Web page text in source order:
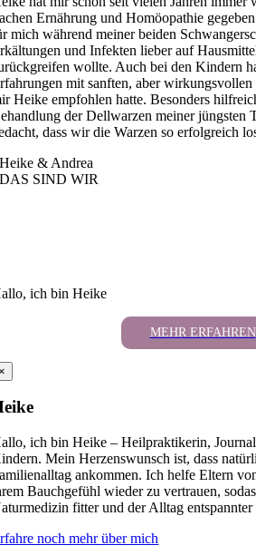
Ernährung und Homöopathie
mich während meiner beiden
und Infekten lieber auf
wollte. Auch bei den Kindern
mit sanften, aber
Heike empfohlen hatte. Besonders
der Dellwarzen meiner jüngsten
dass wir die Warzen so erfolgreich
Heike & Andrea
DAS SIND WIR
ich bin Heike
MEHR ERFAHREN
ich bin Heike – Heilpraktikerin,
Mein Herzenswunsch ist, dass
ankommen. Ich helfe Eltern
Bauchgefühl wieder zu vertrauen,
fitter und der Alltag
noch mehr über mich